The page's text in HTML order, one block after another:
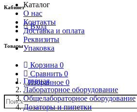
Кабинет
Вход
Товары
Корзина 0
Сравнить 0
Избранное 0
Каталог
О нас
Контакты
Доставка и оплата
Реквизиты
Упаковка
Главная
Лабораторное оборудование
Общелабораторное оборудование
Дозаторы и пипетки